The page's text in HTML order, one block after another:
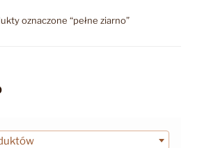
oznaczone “pełne ziarno”